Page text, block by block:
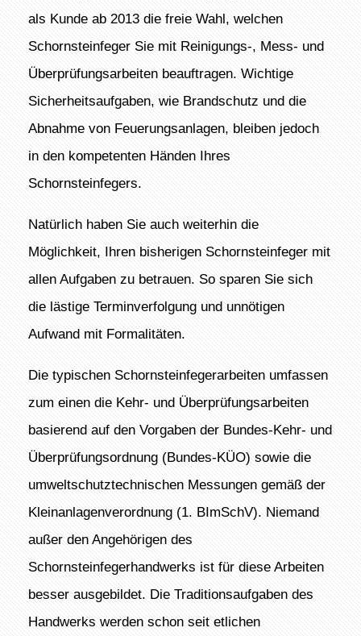
als Kunde ab 2013 die freie Wahl, welchen
Schornsteinfeger Sie mit Reinigungs-, Mess- und
Überprüfungsarbeiten beauftragen. Wichtige
Sicherheitsaufgaben, wie Brandschutz und die
Abnahme von Feuerungsanlagen, bleiben jedoch
in den kompetenten Händen Ihres
Schornsteinfegers.
Natürlich haben Sie auch weiterhin die
Möglichkeit, Ihren bisherigen Schornsteinfeger mit
allen Aufgaben zu betrauen. So sparen Sie sich
die lästige Terminverfolgung und unnötigen
Aufwand mit Formalitäten.
Die typischen Schornsteinfegerarbeiten umfassen
zum einen die Kehr- und Überprüfungsarbeiten
basierend auf den Vorgaben der Bundes-Kehr- und
Überprüfungsordnung (Bundes-KÜO) sowie die
umweltschutztechnischen Messungen gemäß der
Kleinanlagenverordnung (1. BImSchV). Niemand
außer den Angehörigen des
Schornsteinfegerhandwerks ist für diese Arbeiten
besser ausgebildet. Die Traditionsaufgaben des
Handwerks werden schon seit etlichen